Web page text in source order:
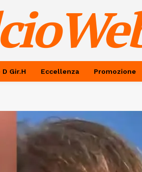
Gir.H Eccellenza Promozione